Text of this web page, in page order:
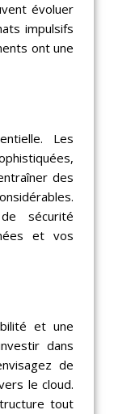
évoluer
impulsifs
ont une
Les
des
sécurité
et vos
et une
dans
de
le cloud.
tout